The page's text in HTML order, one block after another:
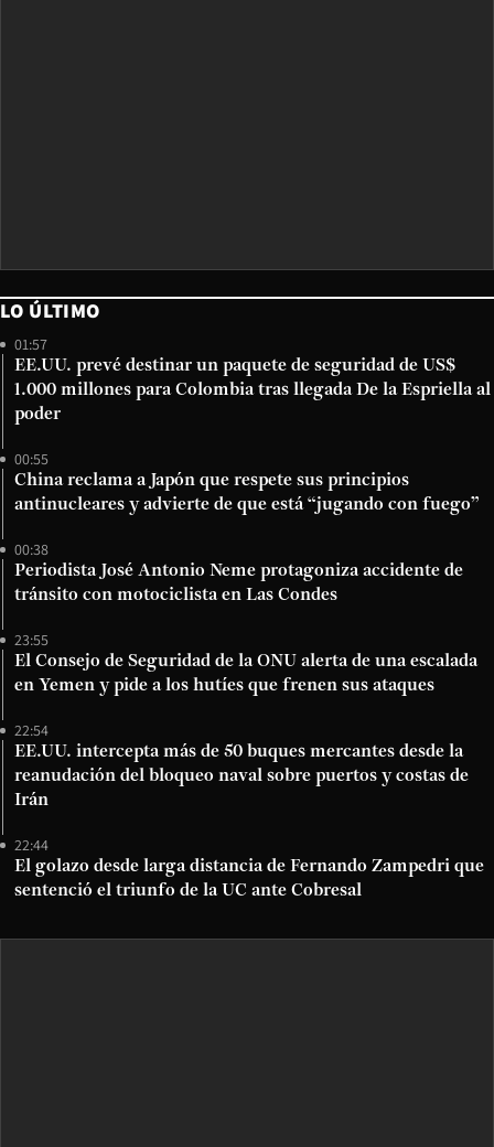
LO ÚLTIMO
01:57
EE.UU. prevé destinar un paquete de seguridad de US$
1.000 millones para Colombia tras llegada De la Espriella al
poder
00:55
China reclama a Japón que respete sus principios
antinucleares y advierte de que está “jugando con fuego”
00:38
Periodista José Antonio Neme protagoniza accidente de
tránsito con motociclista en Las Condes
23:55
El Consejo de Seguridad de la ONU alerta de una escalada
en Yemen y pide a los hutíes que frenen sus ataques
22:54
EE.UU. intercepta más de 50 buques mercantes desde la
reanudación del bloqueo naval sobre puertos y costas de
Irán
22:44
El golazo desde larga distancia de Fernando Zampedri que
sentenció el triunfo de la UC ante Cobresal